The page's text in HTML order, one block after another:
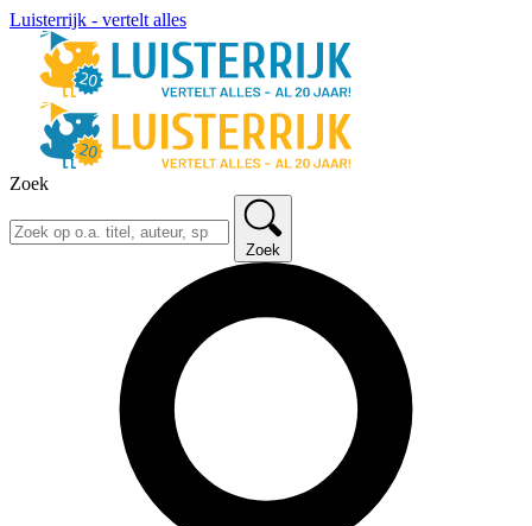
Luisterrijk - vertelt alles
Zoek
Zoek